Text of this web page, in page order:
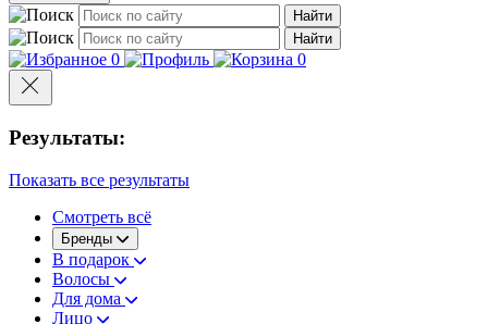
Найти
Найти
0 0
Результаты:
Показать все результаты
Смотреть всё
Бренды
В подарок
Волосы
Для дома
Лицо